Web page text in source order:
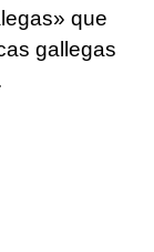
» que
gallegas